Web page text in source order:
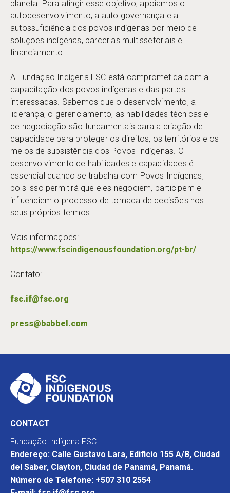
planeta. Para atingir esse objetivo, apoiamos o
autodesenvolvimento, a auto governança e a
autossuficiência dos povos indígenas por meio de
soluções indígenas, parcerias multissetoriais e
financiamento.
A Fundação Indígena FSC está comprometida com a
capacitação dos povos indígenas e das partes
interessadas. Sabemos que o desenvolvimento, a
liderança, o gerenciamento, as habilidades técnicas e
de negociação são fundamentais para a criação de
capacidade para proteger os direitos, os territórios e os
meios de subsistência dos Povos Indígenas. O
desenvolvimento de habilidades e capacidades é
essencial quando se trabalha com Povos Indígenas,
pois isso permitirá que eles negociem, participem e
influenciem o processo de tomada de decisões nos
seus próprios termos.
Mais informações:
https://www.fscindigenousfoundation.org/pt-br/
Contato:
fsc.if@fsc.org
press@babbel.com
CONTACT
Fundação Indígena FSC
Endereço: Calle Gustavo Lara, Edificio 155 A/B, Ciudad
del Saber, Clayton, Ciudad de Panamá, Panamá.
Número de Telefone: +507 310 2554